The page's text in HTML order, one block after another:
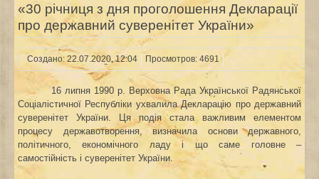
«30 річниця з дня проголошення Декларації
про державний суверенітет України»
Создано: 22.07.2020, 12:04 Просмотров: 4691
16 липня 1990 р. Верховна Рада Української Радянської
Соціалістичної Республіки ухвалила Декларацію про державний
суверенітет України. Ця подія стала важливим елементом
процесу державотворення, визначила основи державного,
політичного, економічного ладу і що саме головне –
самостійність і суверенітет України.